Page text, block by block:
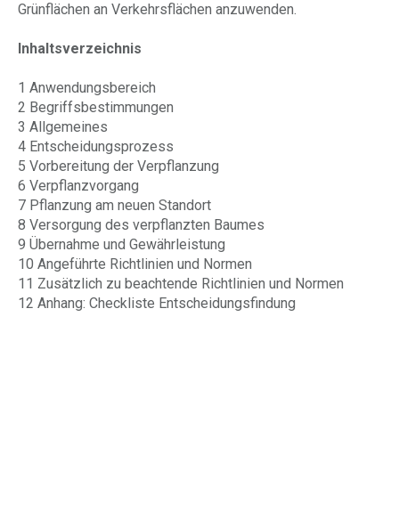
Grünflächen an Verkehrsflächen anzuwenden.
Inhaltsverzeichnis
1 Anwendungsbereich
2 Begriffsbestimmungen
3 Allgemeines
4 Entscheidungsprozess
5 Vorbereitung der Verpflanzung
6 Verpflanzvorgang
7 Pflanzung am neuen Standort
8 Versorgung des verpflanzten Baumes
9 Übernahme und Gewährleistung
10 Angeführte Richtlinien und Normen
11 Zusätzlich zu beachtende Richtlinien und Normen
12 Anhang: Checkliste Entscheidungsfindung